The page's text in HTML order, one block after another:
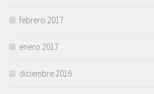
febrero 2017
enero 2017
diciembre 2016